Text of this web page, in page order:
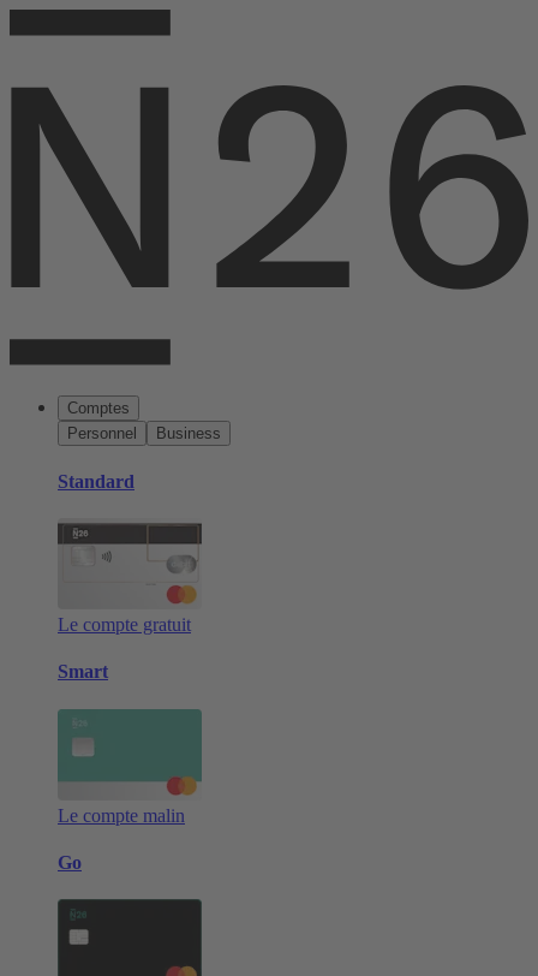
Comptes
Personnel
Business
Standard
Le compte gratuit
Smart
Le compte malin
Go